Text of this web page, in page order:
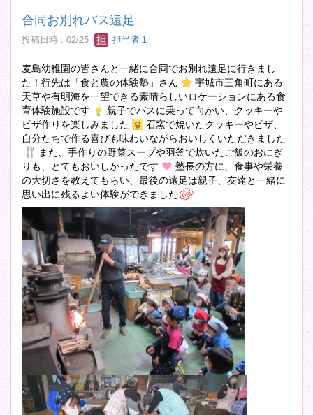
合同お別れバス遠足
投稿日時 : 02/25 担当者１
麦島幼稚園の皆さんと一緒に合同でお別れ遠足に行きまし
た！行先は「食と農の体験塾」さん
宇城市三角町にある
天草や有明海を一望できる素晴らしいロケーションにある食
育体験施設です
親子でバスに乗って向かい、クッキーや
ピザ作りを楽しみました
石窯で焼いたクッキーやピザ、
自分たちで作る喜びも味わいながらおいしくいただきました
また、手作りの野菜スープや羽釜で炊いたご飯のおにぎ
りも、とてもおいしかったです
塾長の方に、食事や栄養
の大切さを教えてもらい、最後の遠足は親子、友達と一緒に
思い出に残るよい体験ができました